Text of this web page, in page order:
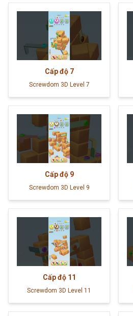
Cấp độ 7
Screwdom 3D Level 7
Cấp độ 9
Screwdom 3D Level 9
Cấp độ 11
Screwdom 3D Level 11